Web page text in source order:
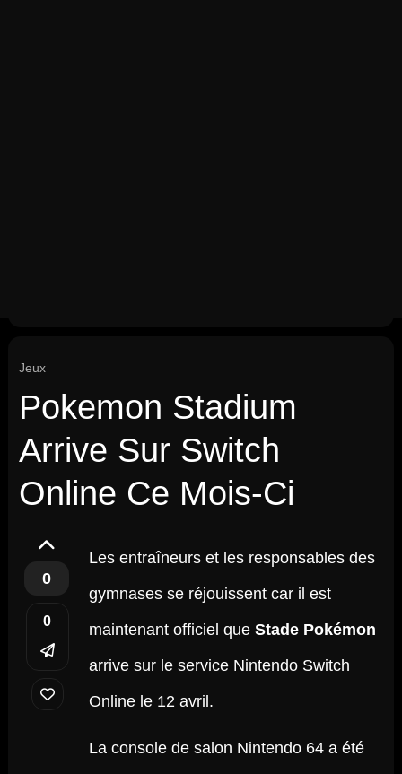
Jeux
Pokemon Stadium
Arrive Sur Switch
Online Ce Mois-Ci
0
0
Les entraîneurs et les responsables des
gymnases se réjouissent car il est
maintenant officiel que Stade Pokémon
arrive sur le service Nintendo Switch
Online le 12 avril.
La console de salon Nintendo 64 a été